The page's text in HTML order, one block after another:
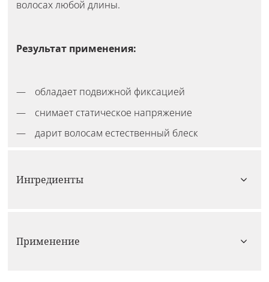
волосах любой длины.
Результат применения:
обладает подвижной фиксацией
снимает статическое напряжение
дарит волосам естественный блеск
Ингредиенты
Применение